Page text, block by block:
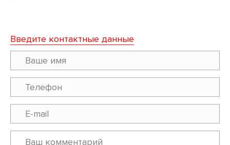
Введите контактные данные